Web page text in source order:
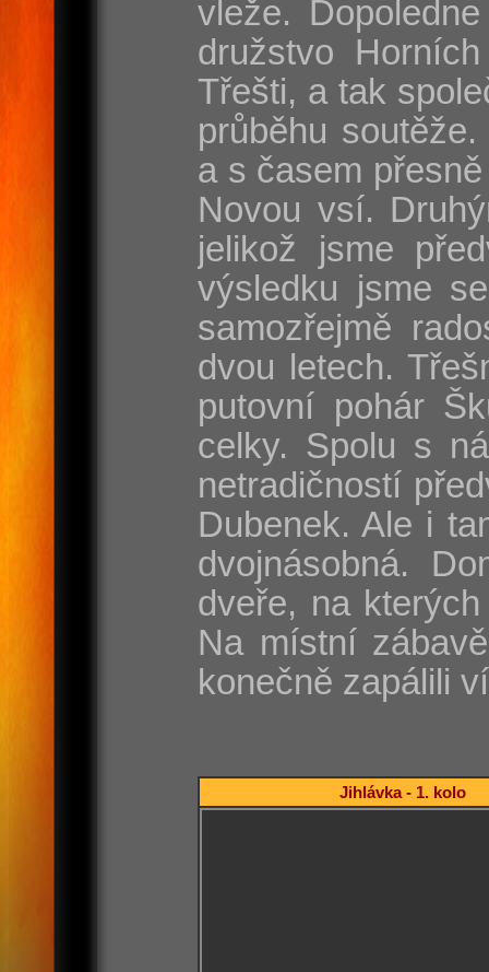
vleže.
družstvo
Třešti, a tak
průběhu
a s časem
Novou vsí.
jelikož jsme
výsledku jsme
samozřejmě
dvou letech.
putovní pohár
celky. Spolu s
netradičností
Dubenek. Ale i
dvojnásobná.
dveře, na
Na místní
konečně zapálili
Jihlávka - 1. kolo